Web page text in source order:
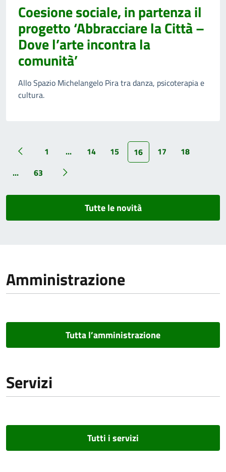
Coesione sociale, in partenza il
progetto ‘Abbracciare la Città –
Dove l’arte incontra la
comunità’
Allo Spazio Michelangelo Pira tra danza, psicoterapia e
cultura.
1 ... 14 15 16 17
18
...
63
Tutte le novità
Amministrazione
Tutta l’amministrazione
Servizi
Tutti i servizi